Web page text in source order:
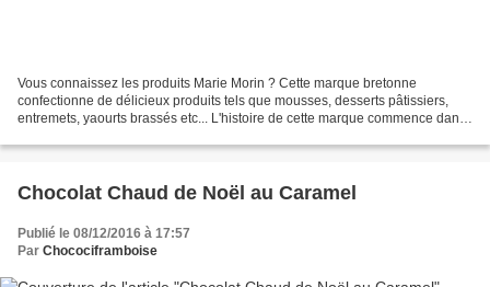
Vous connaissez les produits Marie Morin ? Cette marque bretonne
confectionne de délicieux produits tels que mousses, desserts pâtissiers,
entremets, yaourts brassés etc... L'histoire de cette marque commence dans
Chocolat Chaud de Noël au Caramel
Publié le 08/12/2016 à 17:57
Par Chocociframboise